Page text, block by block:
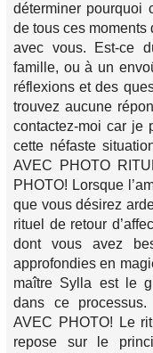
déterminer pourquoi
de tous ces moments
avec vous. Est-ce
famille, ou à un
réflexions et des
trouvez aucune
contactez-moi car je
cette néfaste
AVEC PHOTO
PHOTO! Lorsque
que vous désirez
rituel de retour
dont vous avez
approfondies en
maître Sylla est le
dans ce
AVEC PHOTO! Le
repose sur le